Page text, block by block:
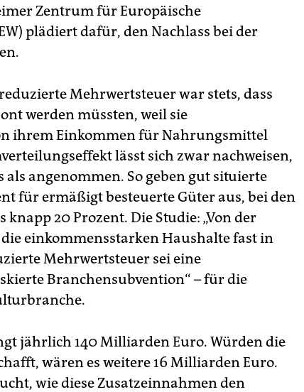
Zentrum für Europäische
plädiert dafür, den Nachlass bei der
Mehrwertsteuer war stets, dass
werden müssten, weil sie
ihrem Einkommen für Nahrungsmittel
lässt sich zwar nachweisen,
angenommen. So geben gut situierte
für ermäßigt besteuerte Güter aus, bei den
20 Prozent. Die Studie: „Von der
einkommensstarken Haushalte fast in
Mehrwertsteuer sei eine
Branchensubvention“ – für die
jährlich 140 Milliarden Euro. Würden die
wären es weitere 16 Milliarden Euro.
wie diese Zusatzeinnahmen den